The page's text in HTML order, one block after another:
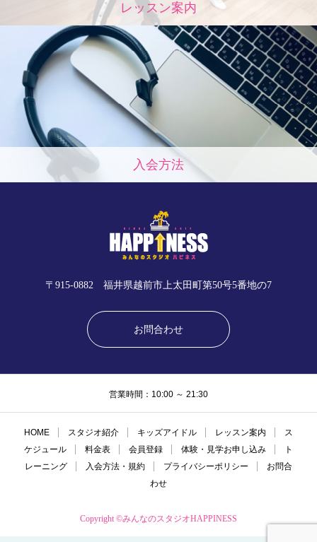
レッスン案内
入会方法
〒915-0882 福井県越前市上太田町第50号5番地の7
お問合わせ
営業時間：10:00 ～ 21:30
HOME スタジオ紹介 キッズアイドル レッスン案内
ス
ケジュール
料金表 会員登録 体験・見学お申し込み
ト
レーニング
入会方法・規約 プライバシーポリシー
お問合
わせ
Copyright ©みんなのスタジオHAPPINESS